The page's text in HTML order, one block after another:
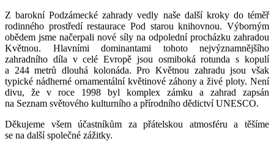
Z barokní Podzámecké zahrady vedly naše další kroky do téměř
rodinného prostředí restaurace Pod starou knihovnou. Výborným
obědem jsme načerpali nové síly na odpolední procházku zahradou
Květnou. Hlavními dominantami tohoto nejvýznamnějšího
zahradního díla v celé Evropě jsou osmiboká rotunda s kopulí
a 244 metrů dlouhá kolonáda. Pro Květnou zahradu jsou však
typické nádherné ornamentální květinové záhony a živé ploty. Není
divu, že v roce 1998 byl komplex zámku a zahrad zapsán
na Seznam světového kulturního a přírodního dědictví UNESCO.
Děkujeme všem účastníkům za přátelskou atmosféru a těšíme
se na další společné zážitky.